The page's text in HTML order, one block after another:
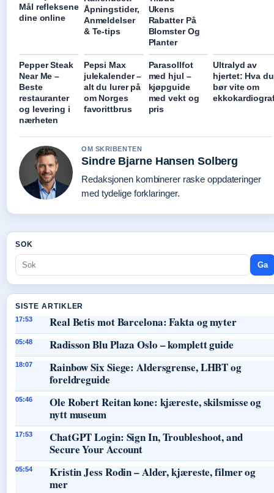
Mål refleksene
dine online
Åpningstider,
Anmeldelser
& Te-tips
Ukens
Rabatter På
Blomster Og
Planter
Pepper Steak
Near Me –
Beste
restauranter
og levering i
nærheten
Pepsi Max
julekalender –
alt du lurer på
om Norges
favorittbrus
Parasollfot
med hjul –
kjøpguide
med vekt og
pris
Ultralyd av
hjertet: Hva du
bør vite om
OM SKRIBENTEN
Sindre Bjarne Hansen Solberg
Redaksjonen kombinerer raske oppdateringer
med tydelige forklaringer.
SOK
Ga
SISTE ARTIKLER
17:53 Real Betis mot Barcelona: Fakta og myter
05:48 Radisson Blu Plaza Oslo – komplett guide
18:07
Rainbow Six Siege: Aldersgrense, LHBT og
foreldreguide
05:46
Ole Robert Reitan kone: kjæreste, skilsmisse og
nytt museum
17:53
ChatGPT Login: Sign In, Troubleshoot, and
Secure Your Account
05:54
Kristin Jess Rodin – Alder, kjæreste, filmer og
mer